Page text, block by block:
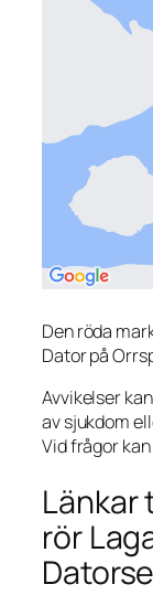
Den röda
Dator på
Avvikelser
av sjukdom
Vid frågor
Länkar
rör